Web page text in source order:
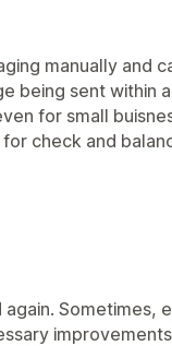
manually and
being sent within
for small
check and
Sometimes,